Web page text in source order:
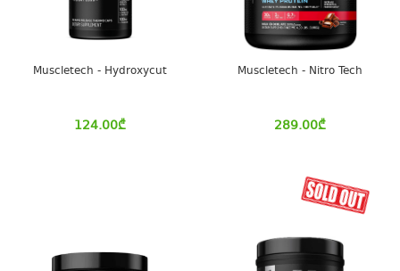
Muscletech - Hydroxycut
124.00₾
Muscletech - Nitro Tech
289.00₾